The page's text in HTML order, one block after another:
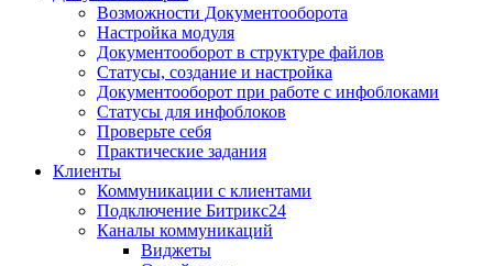
Возможности Документооборота
Настройка модуля
Документооборот в структуре файлов
Статусы, создание и настройка
Документооборот при работе с инфоблоками
Статусы для инфоблоков
Проверьте себя
Практические задания
Клиенты
Коммуникации с клиентами
Подключение Битрикс24
Каналы коммуникаций
Виджеты